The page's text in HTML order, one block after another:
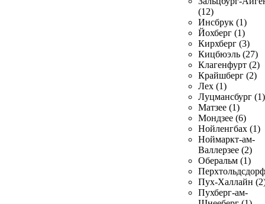
(12)
Инсбрук (1)
Йохберг (1)
Кирхберг (3)
Кицбюэль (27)
Клагенфурт (2)
Крайшберг (2)
Лех (1)
Луцмансбург (1)
Матзее (1)
Мондзее (6)
Нойленгбах (1)
Ноймаркт-ам-
Валлерзее (2)
Оберальм (1)
Пух-Халлайн
Пухберг-ам-